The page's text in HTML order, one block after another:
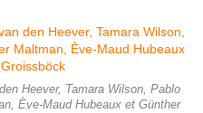
Heever, Tamara Wilson, Pablo
Ève-Maud Hubeaux et Günther